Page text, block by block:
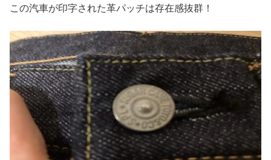
この汽車が印字された革パッチは存在感抜群！